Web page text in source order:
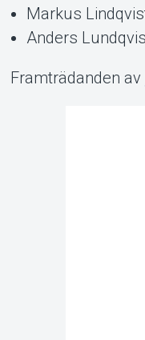
Markus
Anders
Framträdanden av